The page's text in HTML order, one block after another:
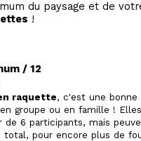
du paysage et de
!
/ 12
raquette, c'est une bonne
groupe ou en famille !
de 6 participants, mais
total, pour encore plus de